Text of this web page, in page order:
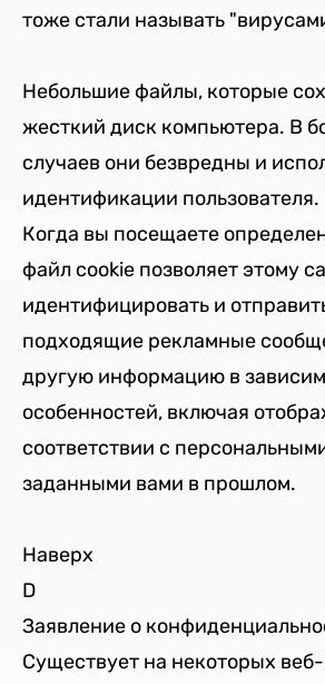
тоже стали называть
Небольшие файлы, которые
жесткий диск компьютера. В
случаев они безвредны и
идентификации пользователя.
Когда вы посещаете
файл cookie позволяет этому
идентифицировать и
подходящие рекламные
другую информацию в
особенностей, включая
соответствии с
заданными вами в прошлом.
Наверх
D
Заявление о
Существует на некоторых